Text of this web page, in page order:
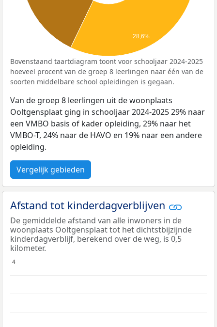
28,6%
Bovenstaand taartdiagram toont voor schooljaar 2024-2025
hoeveel procent van de groep 8 leerlingen naar één van de
soorten middelbare school opleidingen is gegaan.
Van de groep 8 leerlingen uit de woonplaats
Ooltgensplaat ging in schooljaar 2024-2025 29% naar
een VMBO basis of kader opleiding, 29% naar het
VMBO-T, 24% naar de HAVO en 19% naar een andere
opleiding.
Vergelijk gebieden
Afstand tot kinderdagverblijven
De gemiddelde afstand van alle inwoners in de
woonplaats Ooltgensplaat tot het dichtstbijzijnde
kinderdagverblijf, berekend over de weg, is 0,5
kilometer.
4
4